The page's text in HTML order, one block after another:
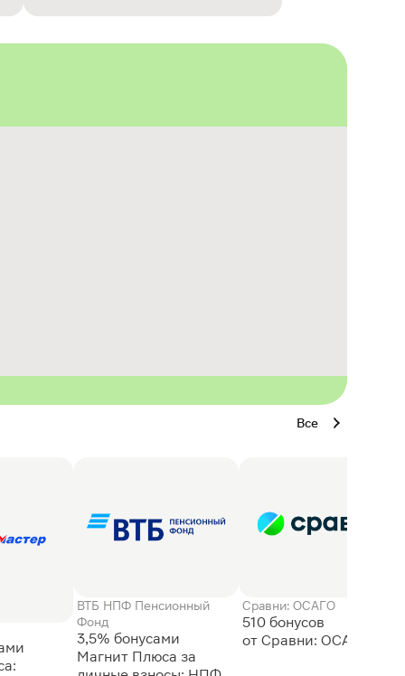
Все
ВТБ НПФ Пенсионный
Фонд
3,5% бонусами
Магнит Плюса за
Сравни: ОСАГО
510 бонусов